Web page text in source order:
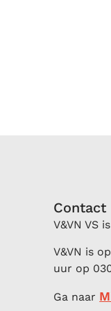
Contact
V&VN VS
V&VN is
uur op
Ga naar